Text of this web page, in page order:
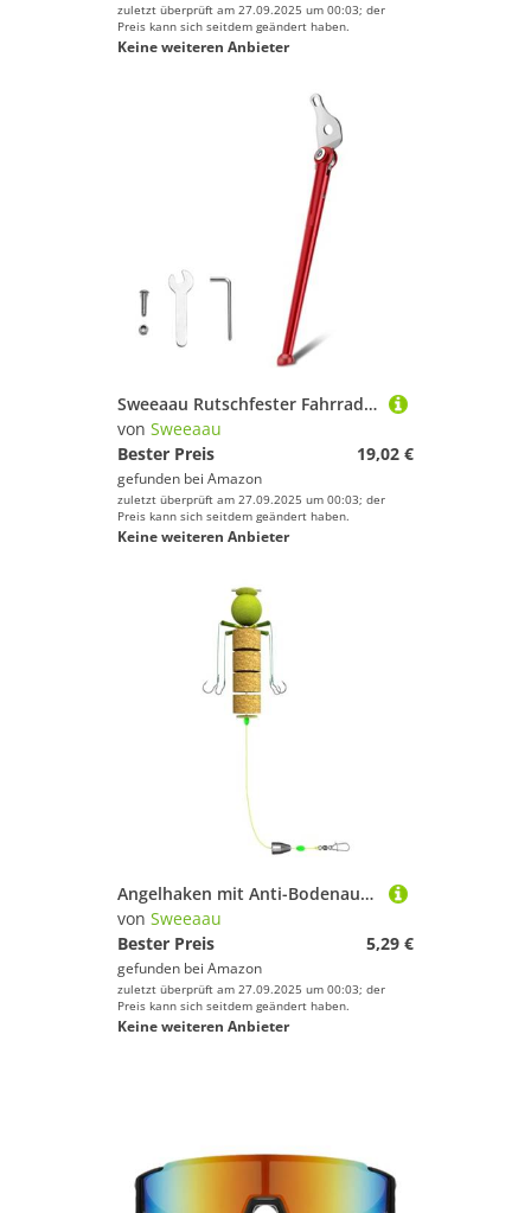
zuletzt überprüft am 27.09.2025 um 00:03; der
Preis kann sich seitdem geändert haben.
Keine weiteren Anbieter
Sweeaau Rutschfester Fahrradständer, langlebig, einfach zu installieren, Fahrradständer für Outdoor-Radsport-Enthusiasten, Klappfahrräder, Schwarz
von Sweeaau
Bester Preis
19,02 €
gefunden bei Amazon
zuletzt überprüft am 27.09.2025 um 00:03; der
Preis kann sich seitdem geändert haben.
Keine weiteren Anbieter
Angelhaken mit Anti-Bodenaufhängung, schwimmendes Karpfen-Zubehör, einfache Installation, Anti-Zug-Haken
von Sweeaau
Bester Preis
5,29 €
gefunden bei Amazon
zuletzt überprüft am 27.09.2025 um 00:03; der
Preis kann sich seitdem geändert haben.
Keine weiteren Anbieter